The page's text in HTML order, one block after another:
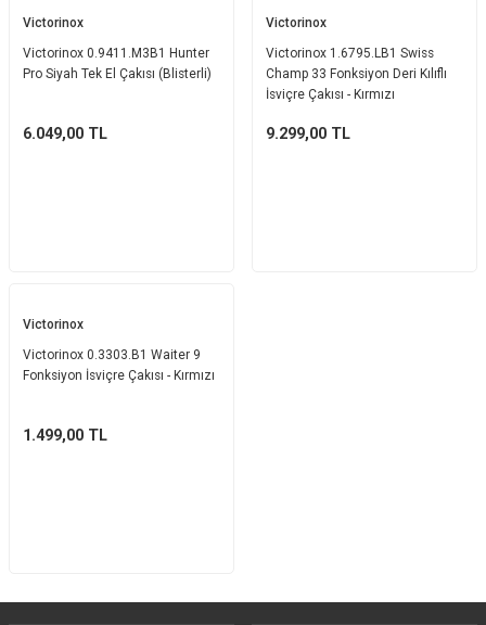
Victorinox
Victorinox 0.9411.M3B1 Hunter
Pro Siyah Tek El Çakısı (Blisterli)
6.049,00 TL
Victorinox
Victorinox 1.6795.LB1 Swiss
Champ 33 Fonksiyon Deri Kılıflı
İsviçre Çakısı - Kırmızı
9.299,00 TL
Victorinox
Victorinox 0.3303.B1 Waiter 9
Fonksiyon İsviçre Çakısı - Kırmızı
1.499,00 TL